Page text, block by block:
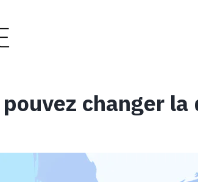
changer la